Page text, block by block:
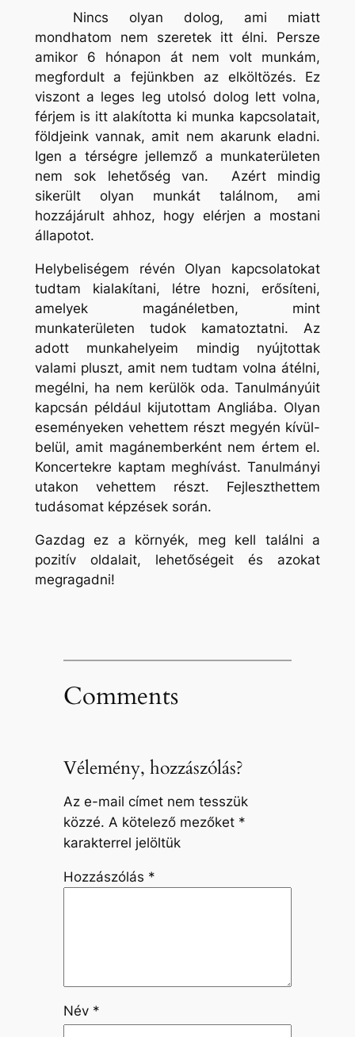
Nincs olyan dolog, ami miatt
mondhatom nem szeretek itt élni. Persze
amikor 6 hónapon át nem volt munkám,
megfordult a fejünkben az elköltözés. Ez
viszont a leges leg utolsó dolog lett volna,
férjem is itt alakította ki munka kapcsolatait,
földjeink vannak, amit nem akarunk eladni.
Igen a térségre jellemző a munkaterületen
nem sok lehetőség van. Azért mindig
sikerült olyan munkát találnom, ami
hozzájárult ahhoz, hogy elérjen a mostani
állapotot.
Helybeliségem révén Olyan kapcsolatokat
tudtam kialakítani, létre hozni, erősíteni,
amelyek magánéletben, mint
munkaterületen tudok kamatoztatni. Az
adott munkahelyeim mindig nyújtottak
valami pluszt, amit nem tudtam volna átélni,
megélni, ha nem kerülök oda. Tanulmányúit
kapcsán például kijutottam Angliába. Olyan
eseményeken vehettem részt megyén kívül-
belül, amit magánemberként nem értem el.
Koncertekre kaptam meghívást. Tanulmányi
utakon vehettem részt. Fejleszthettem
tudásomat képzések során.
Gazdag ez a környék, meg kell találni a
pozitív oldalait, lehetőségeit és azokat
megragadni!
Comments
Vélemény, hozzászólás?
Az e-mail címet nem tesszük
közzé. A kötelező mezőket *
karakterrel jelöltük
Hozzászólás *
Név *